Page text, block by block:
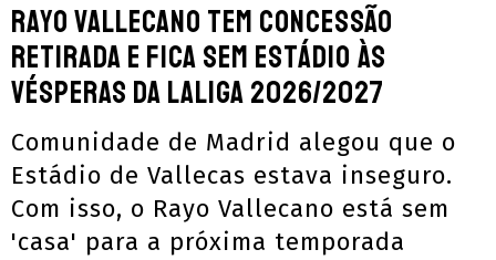
Rayo Vallecano tem concessão
retirada e fica sem estádio às
vésperas da LaLiga 2026/2027
Comunidade de Madrid alegou que o
Estádio de Vallecas estava inseguro.
Com isso, o Rayo Vallecano está sem
'casa' para a próxima temporada